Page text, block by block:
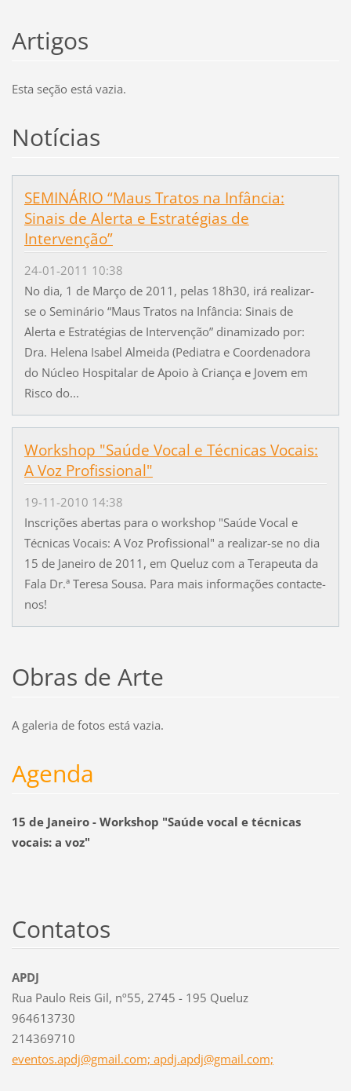
Artigos
Esta seção está vazia.
Notícias
SEMINÁRIO “Maus Tratos na Infância:
Sinais de Alerta e Estratégias de
Intervenção”
24-01-2011 10:38
No dia, 1 de Março de 2011, pelas 18h30, irá realizar-
se o Seminário “Maus Tratos na Infância: Sinais de
Alerta e Estratégias de Intervenção” dinamizado por:
Dra. Helena Isabel Almeida (Pediatra e Coordenadora
do Núcleo Hospitalar de Apoio à Criança e Jovem em
Risco do...
Workshop "Saúde Vocal e Técnicas Vocais:
A Voz Profissional"
19-11-2010 14:38
Inscrições abertas para o workshop "Saúde Vocal e
Técnicas Vocais: A Voz Profissional" a realizar-se no dia
15 de Janeiro de 2011, em Queluz com a Terapeuta da
Fala Dr.ª Teresa Sousa. Para mais informações contacte-
nos!
Obras de Arte
A galeria de fotos está vazia.
Agenda
15 de Janeiro - Workshop "Saúde vocal e técnicas
vocais: a voz"
Contatos
APDJ
Rua Paulo Reis Gil, nº55, 2745 - 195 Queluz
964613730
214369710
eventos.apdj@gmail.com; apdj.apdj@gmail.com;